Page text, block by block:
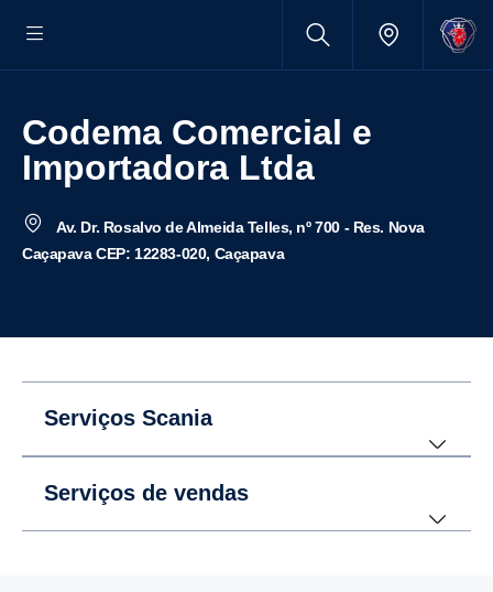
Codema Comercial e
Importadora Ltda
Av. Dr. Rosalvo de Almeida Telles, nº 700 - Res. Nova
Caçapava CEP: 12283-020, Caçapava
Serviços Scania
Serviços de vendas